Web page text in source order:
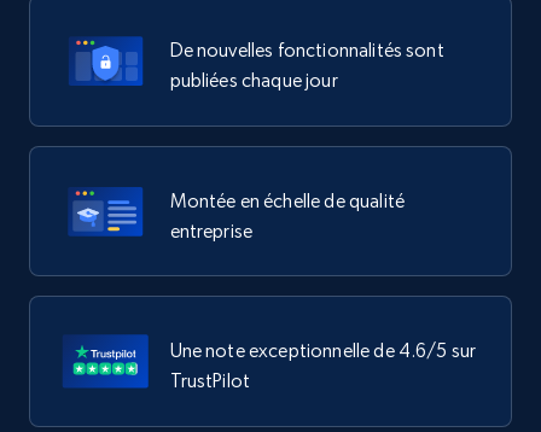
De nouvelles fonctionnalités sont
publiées chaque jour
Montée en échelle de qualité
entreprise
Une note exceptionnelle de 4.6/5 sur
TrustPilot